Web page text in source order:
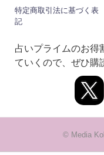
特定商取引法に基づく表
記
占いプライムのお得
ていくので、ぜひ購
© Media